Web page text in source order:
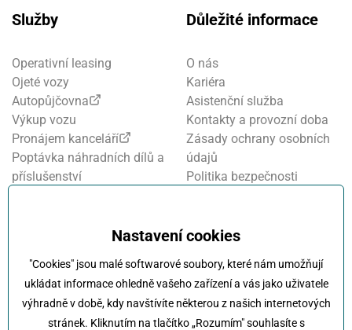
Nastavení cookies
"Cookies" jsou malé softwarové soubory, které nám umožňují
ukládat informace ohledně vašeho zařízení a vás jako uživatele
výhradně v době, kdy navštívíte některou z našich internetových
stránek. Kliknutím na tlačítko „Rozumím" souhlasíte s
Služby
Operativní leasing
Ojeté vozy
Autopůjčovna
Výkup vozu
Pronájem kanceláří
Poptávka náhradních dílů a
příslušenství
Důležité informace
O nás
Kariéra
Asistenční služba
Kontakty a provozní doba
Zásady ochrany osobních
údajů
Politika bezpečnosti
Oznamovací systém
Kola Klokočka - ukončení
provozu